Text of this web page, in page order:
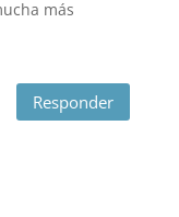
más
Responder